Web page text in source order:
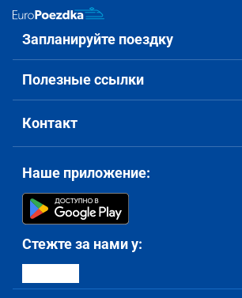
Запланируйте поездку
Полезные ссылки
Контакт
Наше приложение:
Стежте за нами у: